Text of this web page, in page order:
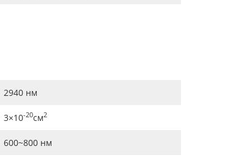
2940 нм
3×10-20см2
600~800 нм